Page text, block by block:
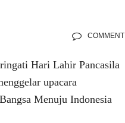
COMMENT
Hari Lahir Pancasila
upacara
Menuju Indonesia